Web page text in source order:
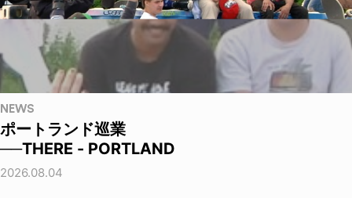
NEWS
ポートランド巡業
──THERE - PORTLAND
2026.08.04